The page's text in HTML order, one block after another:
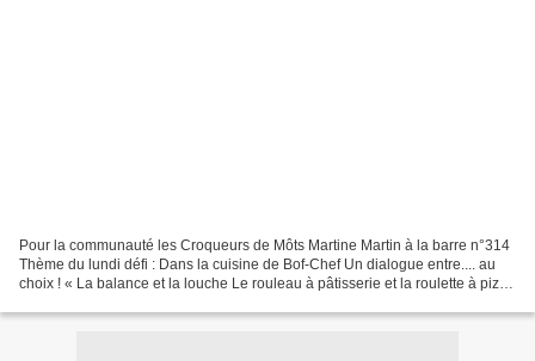
Pour la communauté les Croqueurs de Môts Martine Martin à la barre n°314
Thème du lundi défi : Dans la cuisine de Bof-Chef Un dialogue entre.... au
choix ! « La balance et la louche Le rouleau à pâtisserie et la roulette à pizza